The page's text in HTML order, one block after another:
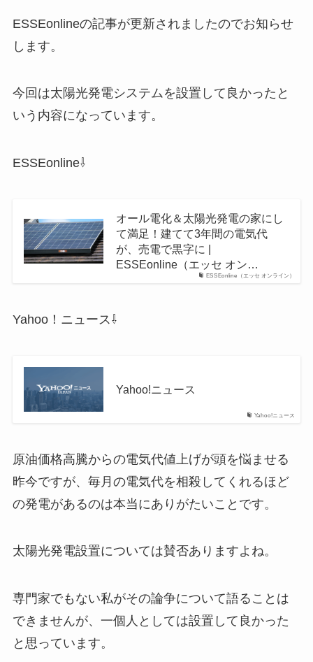
ESSEonlineの記事が更新されましたのでお知らせ
します。
今回は太陽光発電システムを設置して良かったと
いう内容になっています。
ESSEonline⇩
ESSEonline（エッセ オンライン）
オール電化＆太陽光発電の家にし
て満足！建てて3年間の電気代
が、売電で黒字に |
ESSEonline（エッセ オン…
Yahoo！ニュース⇩
Yahoo!ニュース
Yahoo!ニュース
原油価格高騰からの電気代値上げが頭を悩ませる
昨今ですが、毎月の電気代を相殺してくれるほど
の発電があるのは本当にありがたいことです。
太陽光発電設置については賛否ありますよね。
専門家でもない私がその論争について語ることは
できませんが、一個人としては設置して良かった
と思っています。